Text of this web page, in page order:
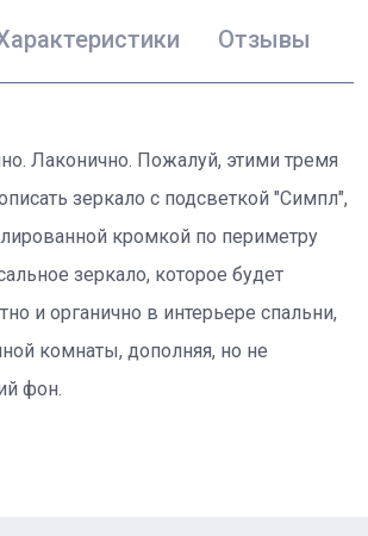
Отзывы
Лаконично. Пожалуй, этими тремя
зеркало с подсветкой "Симпл",
кромкой по периметру
зеркало, которое будет
и органично в интерьере спальни,
комнаты, дополняя, но не
фон.